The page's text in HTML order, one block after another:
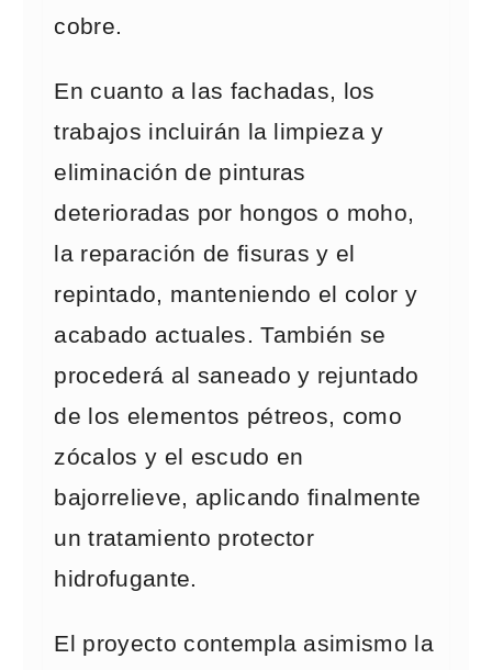
cobre.
En cuanto a las fachadas, los
trabajos incluirán la limpieza y
eliminación de pinturas
deterioradas por hongos o moho,
la reparación de fisuras y el
repintado, manteniendo el color y
acabado actuales. También se
procederá al saneado y rejuntado
de los elementos pétreos, como
zócalos y el escudo en
bajorrelieve, aplicando finalmente
un tratamiento protector
hidrofugante.
El proyecto contempla asimismo la